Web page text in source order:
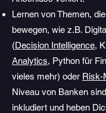
Lernen von Themen,
bewegen, wie z.B.
(Decision Intelligence,
Analytics, Python für
vieles mehr) oder Risk-
Niveau von Banken
inkludiert und heben